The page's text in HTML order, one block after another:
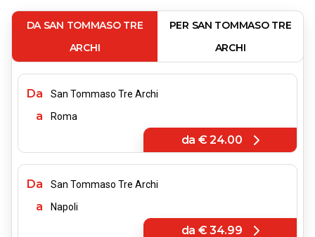
DA SAN TOMMASO TRE
ARCHI
PER SAN TOMMASO TRE
ARCHI
Da
a
San Tommaso Tre Archi
Roma
da € 24.00
Da
a
San Tommaso Tre Archi
Napoli
da € 34.99